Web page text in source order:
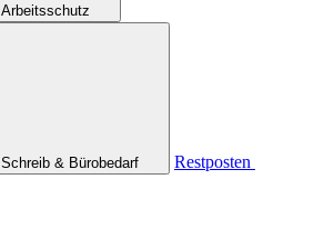
Arbeitsschutz
Schreib & Bürobedarf
Restposten